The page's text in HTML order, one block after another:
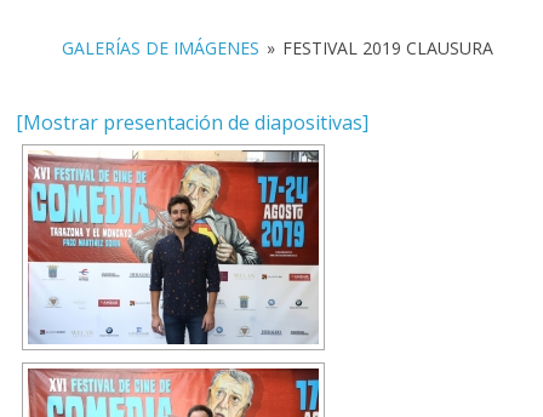
GALERÍAS DE IMÁGENES » FESTIVAL 2019 CLAUSURA
[Mostrar presentación de diapositivas]